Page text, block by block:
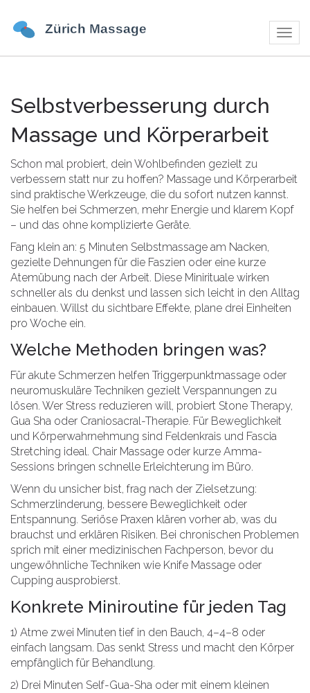
Selbstverbesserung durch
Massage und Körperarbeit
Schon mal probiert, dein Wohlbefinden gezielt zu
verbessern statt nur zu hoffen? Massage und Körperarbeit
sind praktische Werkzeuge, die du sofort nutzen kannst.
Sie helfen bei Schmerzen, mehr Energie und klarem Kopf
– und das ohne komplizierte Geräte.
Fang klein an: 5 Minuten Selbstmassage am Nacken,
gezielte Dehnungen für die Faszien oder eine kurze
Atemübung nach der Arbeit. Diese Minirituale wirken
schneller als du denkst und lassen sich leicht in den Alltag
einbauen. Willst du sichtbare Effekte, plane drei Einheiten
pro Woche ein.
Welche Methoden bringen was?
Für akute Schmerzen helfen Triggerpunktmassage oder
neuromuskuläre Techniken gezielt Verspannungen zu
lösen. Wer Stress reduzieren will, probiert Stone Therapy,
Gua Sha oder Craniosacral-Therapie. Für Beweglichkeit
und Körperwahrnehmung sind Feldenkrais und Fascia
Stretching ideal. Chair Massage oder kurze Amma-
Sessions bringen schnelle Erleichterung im Büro.
Wenn du unsicher bist, frag nach der Zielsetzung:
Schmerzlinderung, bessere Beweglichkeit oder
Entspannung. Seriöse Praxen klären vorher ab, was du
brauchst und erklären Risiken. Bei chronischen Problemen
sprich mit einer medizinischen Fachperson, bevor du
ungewöhnliche Techniken wie Knife Massage oder
Cupping ausprobierst.
Konkrete Miniroutine für jeden Tag
1) Atme zwei Minuten tief in den Bauch, 4–4–8 oder
einfach langsam. Das senkt Stress und macht den Körper
empfänglich für Behandlung.
2) Drei Minuten Self-Gua-Sha oder mit einem kleinen